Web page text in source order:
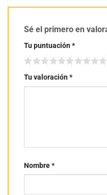
Sé el primero en
Tu puntuación*
Tu valoración*
Nombre*